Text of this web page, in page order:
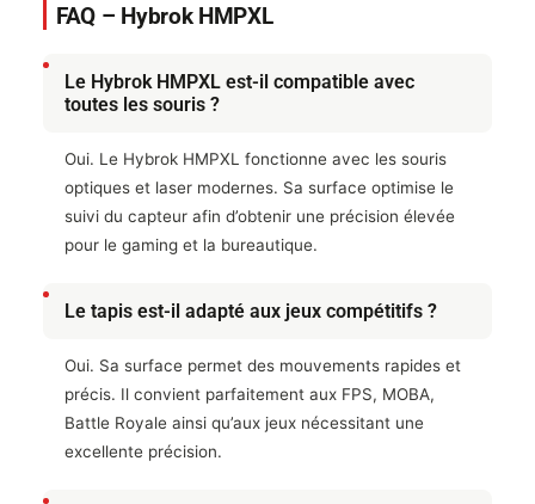
FAQ – Hybrok HMPXL
Le Hybrok HMPXL est-il compatible avec
toutes les souris ?
Oui. Le Hybrok HMPXL fonctionne avec les souris
optiques et laser modernes. Sa surface optimise le
suivi du capteur afin d’obtenir une précision élevée
pour le gaming et la bureautique.
Le tapis est-il adapté aux jeux compétitifs ?
Oui. Sa surface permet des mouvements rapides et
précis. Il convient parfaitement aux FPS, MOBA,
Battle Royale ainsi qu’aux jeux nécessitant une
excellente précision.